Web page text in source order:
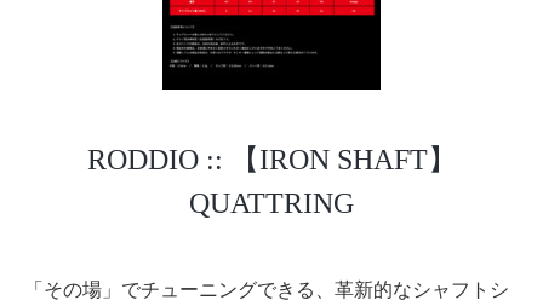
RODDIO :: 【IRON SHAFT】
QUATTRING
「その場」でチューニングできる、革新的なシャフトシ